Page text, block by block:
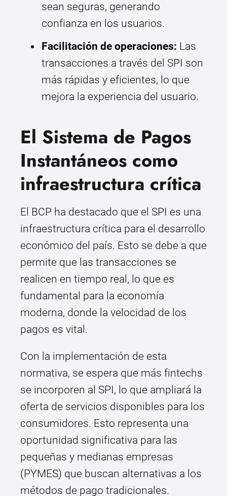
sean seguras, generando
confianza en los usuarios.
Facilitación de operaciones: Las
transacciones a través del SPI son
más rápidas y eficientes, lo que
mejora la experiencia del usuario.
El Sistema de Pagos
Instantáneos como
infraestructura crítica
El BCP ha destacado que el SPI es una
infraestructura crítica para el desarrollo
económico del país. Esto se debe a que
permite que las transacciones se
realicen en tiempo real, lo que es
fundamental para la economía
moderna, donde la velocidad de los
pagos es vital.
Con la implementación de esta
normativa, se espera que más fintechs
se incorporen al SPI, lo que ampliará la
oferta de servicios disponibles para los
consumidores. Esto representa una
oportunidad significativa para las
pequeñas y medianas empresas
(PYMES) que buscan alternativas a los
métodos de pago tradicionales.